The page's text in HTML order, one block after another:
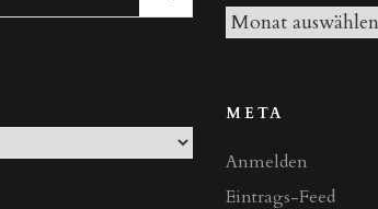
Archiv
META
Anmelden
Eintrags-Feed